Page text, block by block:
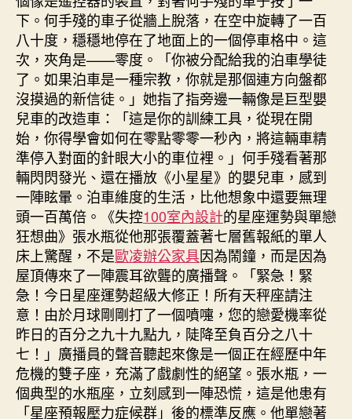
下。何手殘的車子從牆上脫落，在空中旋轉了一百
八十度，穩穩地停在了地面上的一個停車格中。這
次，夾角是——零度。「你被分配給我的泊車學徒
了。如果泊車是一種宗教，你就是那個連方向盤都
沒摸過的新信徒。」她指了指旁邊一輛像是巨型嬰
兒車的改造車：「這是你的訓練工具，從現在開
始，你得學會如何在零點零零一秒內，將這輛車精
準停入對面的針眼大小的車位裡。」何手殘看著那
輛閃閃發光、還在播放《小星星》的嬰兒車，感到
一陣眩暈。泊車維度的生活，比他想象中還要無理
頭一百萬倍。《失控100室內設計的星座運勢與單戀
狂想曲》張水瓶從他那張覆蓋著七層舊報紙的單人
床上驚醒，不是歐凌辦公家具因為鬧鐘，而是因為
屋頂傳來了一陣震耳欲聾的廣播聲。「緊急！緊
急！今日星座運勢超級大修正！所有天秤座請注
意！由於月球剛剛打了一個噴嚏，您的戀愛機率從
昨日的百分之九十九點九，陡降至負百分之八十
七！」廣播員的聲音聽起來像是一個正在經歷中年
危機的雙子座，充滿了戲劇性的絕望。張水瓶，一
個典型的水瓶座，立刻感到一陣恐慌，這是他患有
「星座預報壓力症候群」後的標準反應。他單戀著